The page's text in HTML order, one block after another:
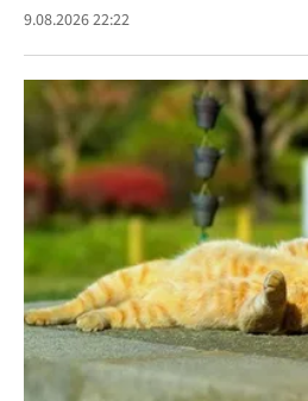
9.08.2026 22:22